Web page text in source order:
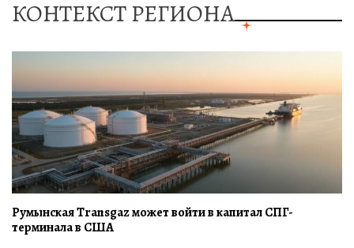
КОНТЕКСТ РЕГИОНА
Румынская Transgaz может войти в капитал СПГ-
терминала в США